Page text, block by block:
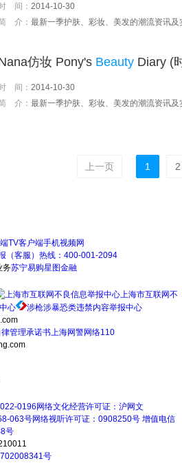
间： 2014-10-30
介： 最新一季护肤、彩妆、美发的潮流资讯及
仿妆 Pony's Beauty Diary (
间： 2014-10-30
介： 最新一季护肤、彩妆、美发的潮流资讯及
上一页 1 2
TV客户端手机视频网
（客服）热线：400-001-2094
务苏宁易购星图金融
上海市互联网不
心
涉枪涉暴恐类违禁内容举报中心
管理承诺书上海网警网络110
0196 网络文化经营许可证：沪网文
063号网络视听许可证：0908250号 增值电信
号
号